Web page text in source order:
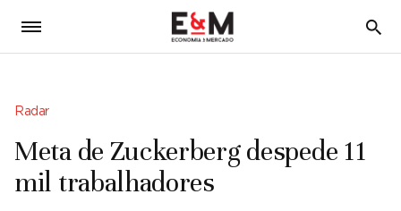
5
Radar
Meta de Zuckerberg despede 11
mil trabalhadores